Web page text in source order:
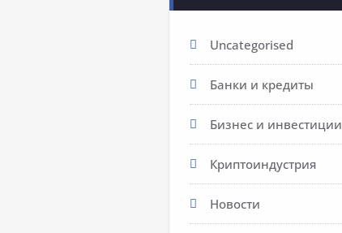
Uncategorised
Банки и кредиты
Бизнес и инвестиции
Криптоиндустрия
Новости